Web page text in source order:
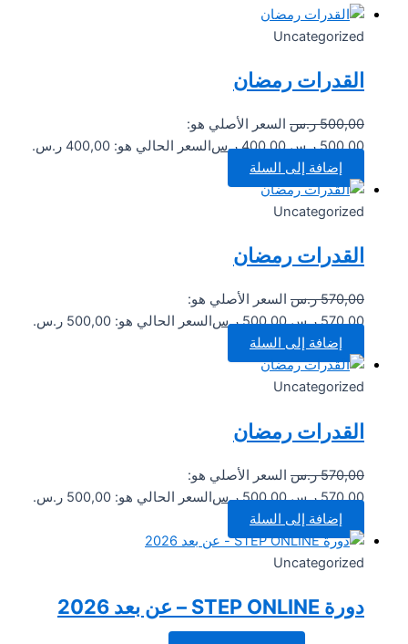
Uncategorized
القدرات رمضان
500,00 ر.س السعر الأصلي هو:
500,00 ر.س.
400,00 ر.سالسعر الحالي هو: 400,00 ر.س.
إضافة إلى السلة
Uncategorized
القدرات رمضان
570,00 ر.س السعر الأصلي هو:
570,00 ر.س.
500,00 ر.س السعر الحالي هو: 500,00 ر.س.
إضافة إلى السلة
Uncategorized
القدرات رمضان
570,00 ر.س السعر الأصلي هو:
570,00 ر.س.
500,00 ر.سالسعر الحالي هو: 500,00 ر.س.
إضافة إلى السلة
Uncategorized
دورة STEP ONLINE – عن بعد 2026